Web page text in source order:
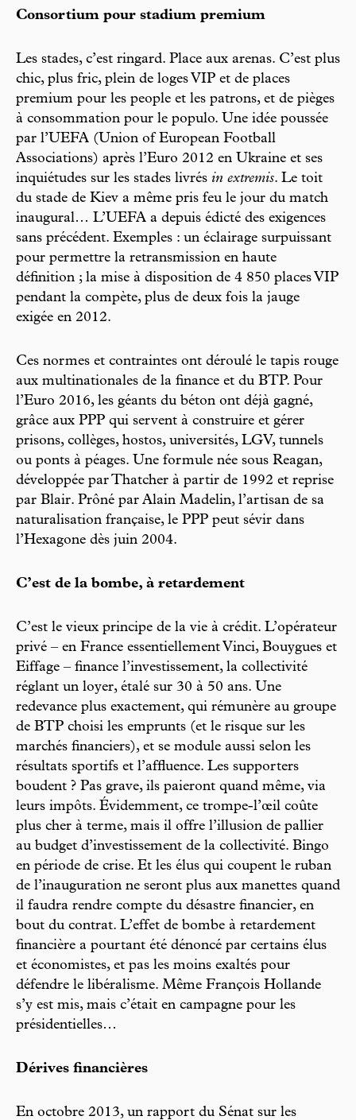
Consortium pour stadium premium
Les stades, c’est ringard. Place aux arenas. C’est plus
chic, plus fric, plein de loges VIP et de places
premium pour les people et les patrons, et de pièges
à consommation pour le populo. Une idée poussée
par l’UEFA (Union of European Football
Associations) après l’Euro 2012 en Ukraine et ses
inquiétudes sur les stades livrés in extremis. Le toit
du stade de Kiev a même pris feu le jour du match
inaugural… L’UEFA a depuis édicté des exigences
sans précédent. Exemples : un éclairage surpuissant
pour permettre la retransmission en haute
définition ; la mise à disposition de 4 850 places VIP
pendant la compète, plus de deux fois la jauge
exigée en 2012.
Ces normes et contraintes ont déroulé le tapis rouge
aux multinationales de la finance et du BTP. Pour
l’Euro 2016, les géants du béton ont déjà gagné,
grâce aux PPP qui servent à construire et gérer
prisons, collèges, hostos, universités, LGV, tunnels
ou ponts à péages. Une formule née sous Reagan,
développée par Thatcher à partir de 1992 et reprise
par Blair. Prôné par Alain Madelin, l’artisan de sa
naturalisation française, le PPP peut sévir dans
l’Hexagone dès juin 2004.
C’est de la bombe, à retardement
C’est le vieux principe de la vie à crédit. L’opérateur
privé – en France essentiellement Vinci, Bouygues et
Eiffage – finance l’investissement, la collectivité
réglant un loyer, étalé sur 30 à 50 ans. Une
redevance plus exactement, qui rémunère au groupe
de BTP choisi les emprunts (et le risque sur les
marchés financiers), et se module aussi selon les
résultats sportifs et l’affluence. Les supporters
boudent ? Pas grave, ils paieront quand même, via
leurs impôts. Évidemment, ce trompe-l’œil coûte
plus cher à terme, mais il offre l’illusion de pallier
au budget d’investissement de la collectivité. Bingo
en période de crise. Et les élus qui coupent le ruban
de l’inauguration ne seront plus aux manettes quand
il faudra rendre compte du désastre financier, en
bout du contrat. L’effet de bombe à retardement
financière a pourtant été dénoncé par certains élus
et économistes, et pas les moins exaltés pour
défendre le libéralisme. Même François Hollande
s’y est mis, mais c’était en campagne pour les
présidentielles…
Dérives financières
En octobre 2013, un rapport du Sénat sur les